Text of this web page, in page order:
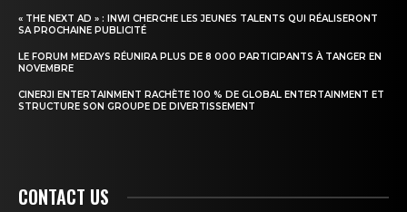
« THE NEXT AD » : INWI CHERCHE LES JEUNES TALENTS QUI RÉALISERONT
SA PROCHAINE PUBLICITÉ
LE FORUM MEDAYS RÉUNIRA PLUS DE 8 000 PARTICIPANTS À TANGER EN
NOVEMBRE
CINERJI ENTERTAINMENT RACHÈTE 100 % DE GLOBAL ENTERTAINMENT ET
STRUCTURE SON GROUPE DE DIVERTISSEMENT
CONTACT US